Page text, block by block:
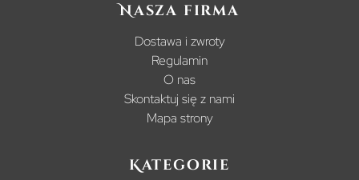
Nasza firma
Dostawa i zwroty
Regulamin
O nas
Skontaktuj się z nami
Mapa strony
Kategorie